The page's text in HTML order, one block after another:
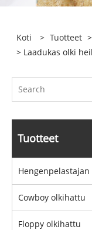
Koti > Tuotteet >
> Laadukas olki
Tuotteet
Cowboy olkihattu
Floppy olkihattu